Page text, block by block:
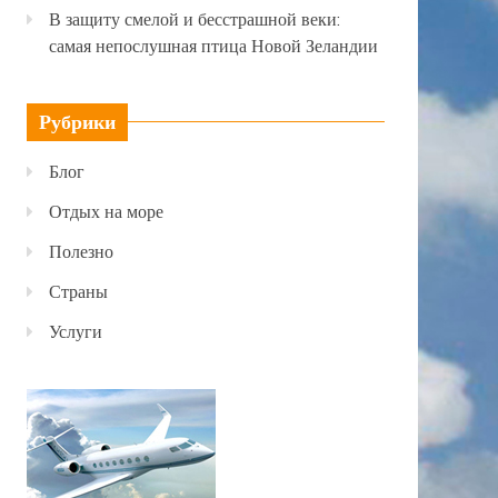
В защиту смелой и бесстрашной веки:
самая непослушная птица Новой Зеландии
Рубрики
Блог
Отдых на море
Полезно
Страны
Услуги